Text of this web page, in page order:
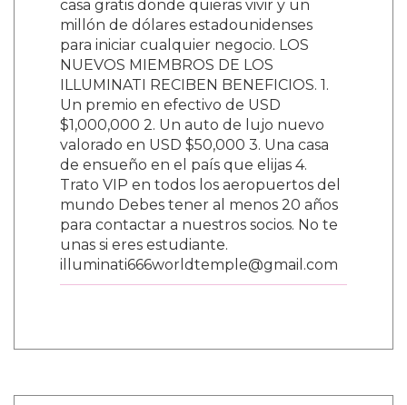
casa gratis donde quieras vivir y un
millón de dólares estadounidenses
para iniciar cualquier negocio. LOS
NUEVOS MIEMBROS DE LOS
ILLUMINATI RECIBEN BENEFICIOS. 1.
Un premio en efectivo de USD
$1,000,000 2. Un auto de lujo nuevo
valorado en USD $50,000 3. Una casa
de ensueño en el país que elijas 4.
Trato VIP en todos los aeropuertos del
mundo Debes tener al menos 20 años
para contactar a nuestros socios. No te
unas si eres estudiante.
illuminati666worldtemple@gmail.com